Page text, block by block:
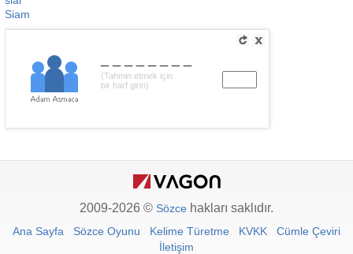
Siam
(Tahmin etmek için
bir harf girin)
2009-2026 © Sözce hakları saklıdır.
Ana Sayfa Sözce Oyunu Kelime Türetme KVKK
Cümle Çeviri
İletişim